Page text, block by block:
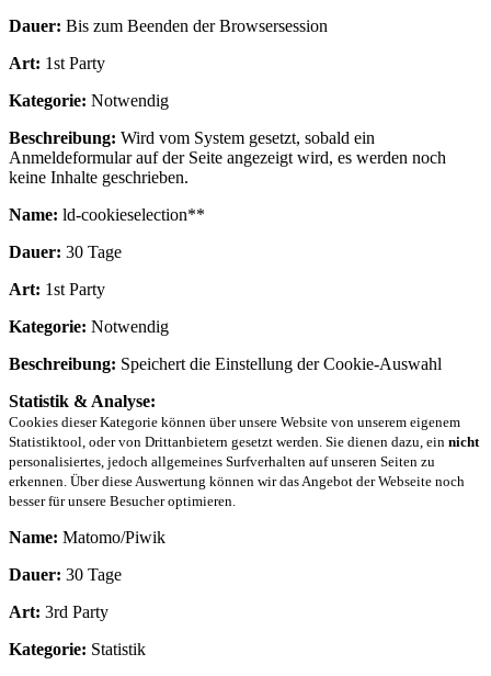
Dauer: Bis zum Beenden der Browsersession
Art: 1st Party
Kategorie: Notwendig
Beschreibung: Wird vom System gesetzt, sobald ein
Anmeldeformular auf der Seite angezeigt wird, es werden noch
keine Inhalte geschrieben.
Name: ld-cookieselection**
Dauer: 30 Tage
Art: 1st Party
Kategorie: Notwendig
Beschreibung: Speichert die Einstellung der Cookie-Auswahl
Statistik & Analyse:
Cookies dieser Kategorie können über unsere Website von unserem eigenem
Statistiktool, oder von Drittanbietern gesetzt werden. Sie dienen dazu, ein nicht
personalisiertes, jedoch allgemeines Surfverhalten auf unseren Seiten zu
erkennen. Über diese Auswertung können wir das Angebot der Webseite noch
besser für unsere Besucher optimieren.
Name: Matomo/Piwik
Dauer: 30 Tage
Art: 3rd Party
Kategorie: Statistik